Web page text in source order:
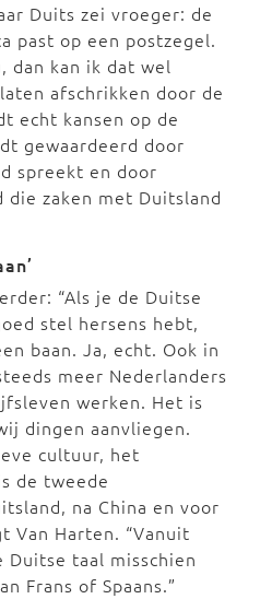
Duits zei vroeger: de
past op een postzegel.
dan kan ik dat wel
afschrikken door de
echt kansen op de
gewaardeerd door
spreekt en door
zaken met Duitsland
“Als je de Duitse
stel hersens hebt,
baan. Ja, echt. Ook in
meer Nederlanders
werken. Het is
dingen aanvliegen.
cultuur, het
de tweede
na China en voor
Van Harten. “Vanuit
Duitse taal misschien
Frans of Spaans.”